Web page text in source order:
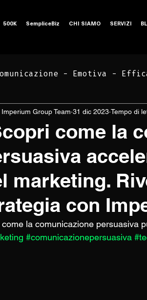
500K SempliceBiz CHI SIAMO SERVIZI
- Emotiva -
Marketing Bar, Ristoranti
come la
marketing.
con
Imperium Group Team 31 dic 2023 Tempo di
come la comunicazione persuasiva
#comunicazionepersuasiva